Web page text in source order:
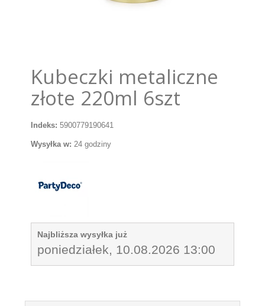
Kubeczki metaliczne
złote 220ml 6szt
Indeks: 5900779190641
Wysyłka w: 24 godziny
Najbliższa wysyłka już
poniedziałek, 10.08.2026 13:00